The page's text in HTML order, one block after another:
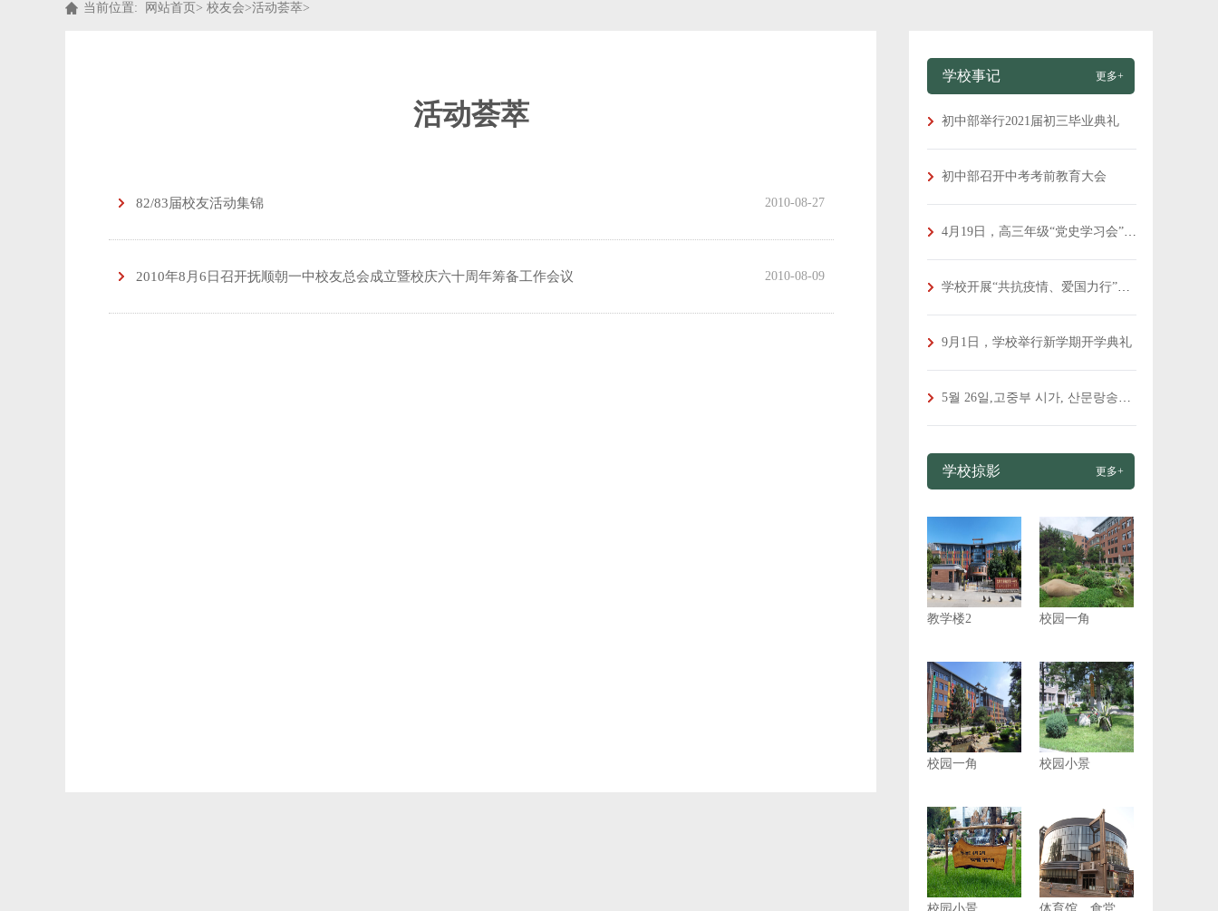
当前位置: 网站首页 > 校友会>活动荟萃>
活动荟萃
82/83届校友活动集锦 2010-08-27
2010年8月6日召开抚顺朝一中校友总会成立暨校庆六十周年筹备工作会议 2010-08-09
学校事记 更多+
初中部举行2021届初三毕业典礼
初中部召开中考考前教育大会
4月19日，高三年级“党史学习会”圆满落幕
学校开展“共抗疫情、爱国力行”主题教育系列活动
9月1日，学校举行新学期开学典礼
5월 26일,고중부 시가, 산문랑송시합 진행
学校掠影 更多+
教学楼2 校园一角
校园一角 校园小景